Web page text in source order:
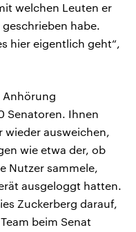
welchen Leuten er
habe.
hier eigentlich geht“,
Anhörung
Senatoren. Ihnen
wieder ausweichen,
wie etwa der, ob
Nutzer sammele,
ausgeloggt hatten.
Zuckerberg darauf,
beim Senat